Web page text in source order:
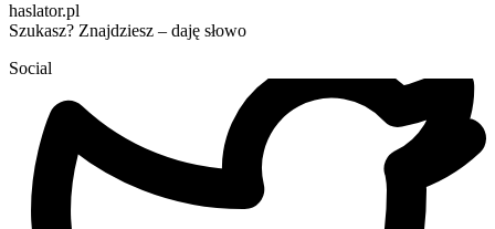
haslator.pl
Szukasz? Znajdziesz – daję słowo
Social